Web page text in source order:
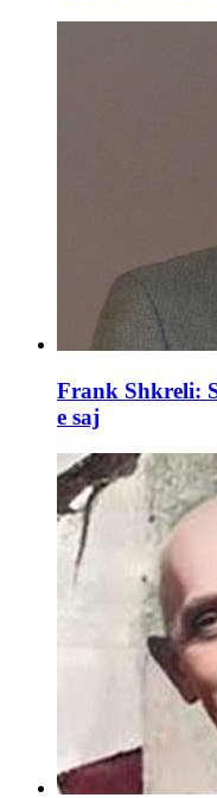
Frank Shkreli:
e saj